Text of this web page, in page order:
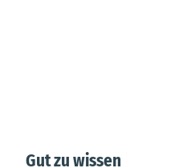
Gut zu wissen